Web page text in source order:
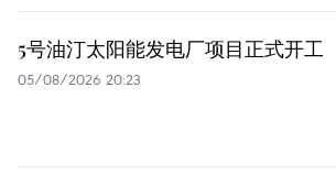
5号油汀太阳能发电厂项目正式开工
05/08/2026 20:23